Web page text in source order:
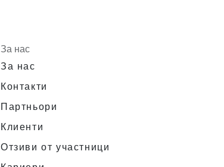
За нас
За нас
Контакти
Партньори
Клиенти
Отзиви от участници